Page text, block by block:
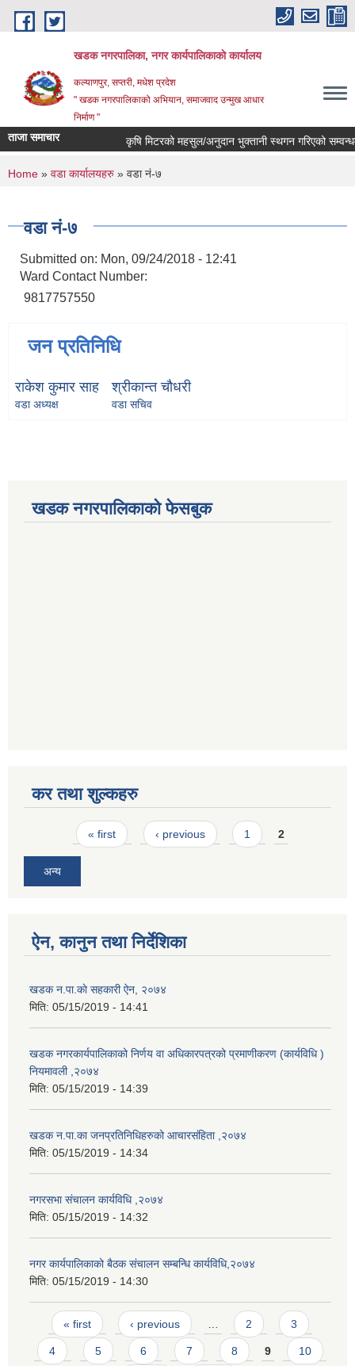
Skip to main content
खडक नगरपालिका, नगर कार्यपालिकाकाे कार्यालय
कल्याणपुर, सप्तरी, मधेश प्रदेश
" खडक नगरपालिकाको अभियान, समाजवाद उन्मुख आधार
निर्माण "
ताजा समाचार कृषि मिटरको महसुल/अनुदान भुक्तानी स्थगन गरिएको
You are here
Home » वडा कार्यालयहरु » वडा नं-७
वडा नं-७
Submitted on: Mon, 09/24/2018 - 12:41
Ward Contact Number:
9817757550
जन प्रतिनिधि
राकेश कुमार साह
वडा अध्यक्ष
श्रीकान्त चौधरी
वडा सचिव
खडक नगरपालिकाको फेसबुक
कर तथा शुल्कहरु
Pages« first ‹ previous 1 2
अन्य
ऐन, कानुन तथा निर्देशिका
खडक न.पा.काे सहकारी ऐन, २०७४
मिति: 05/15/2019 - 14:41
खडक नगरकार्यपालिकाको निर्णय वा अधिकारपत्रको प्रमाणीकरण (कार्यविधि )
नियमावली ,२०७४
मिति: 05/15/2019 - 14:39
खडक न.पा.का जनप्रतिनिधिहरुको आचारसंहिता ,२०७४
मिति: 05/15/2019 - 14:34
नगरसभा संचालन कार्यविधि ,२०७४
मिति: 05/15/2019 - 14:32
नगर कार्यपालिकाको बैठक संचालन सम्बन्धि कार्यविधि,२०७४
मिति: 05/15/2019 - 14:30
Pages
« first ‹ previous … 2 3
4 5 6 7 8 9 10